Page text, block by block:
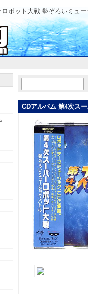
ボット大戦 勢ぞろいミュ
CDアルバム 第4次ス